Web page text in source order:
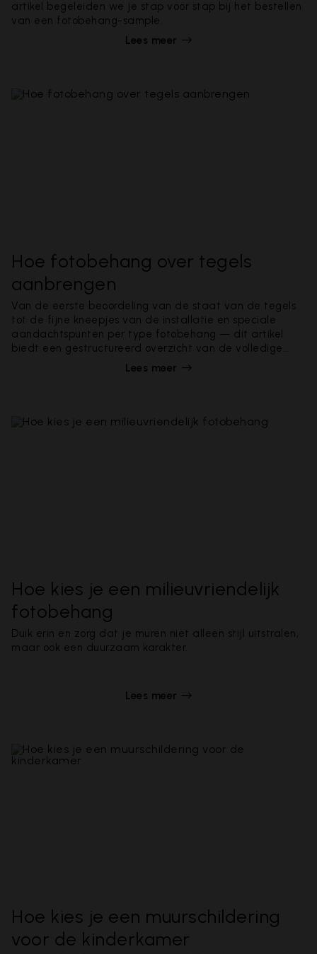
artikel begeleiden we je stap voor stap bij het bestellen
van een fotobehang-sample.
Lees meer
Hoe fotobehang over tegels
aanbrengen
Van de eerste beoordeling van de staat van de tegels
tot de fijne kneepjes van de installatie en speciale
aandachtspunten per type fotobehang — dit artikel
biedt een gestructureerd overzicht van de volledige
Lees meer
Hoe kies je een milieuvriendelijk
fotobehang
Duik erin en zorg dat je muren niet alleen stijl uitstralen,
maar ook een duurzaam karakter.
Lees meer
Hoe kies je een muurschildering
voor de kinderkamer